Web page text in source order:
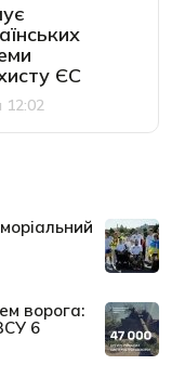
ЄС
12:02
ворога:
6